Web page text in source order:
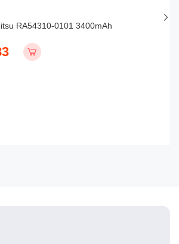
RA54310-0101 3400mAh